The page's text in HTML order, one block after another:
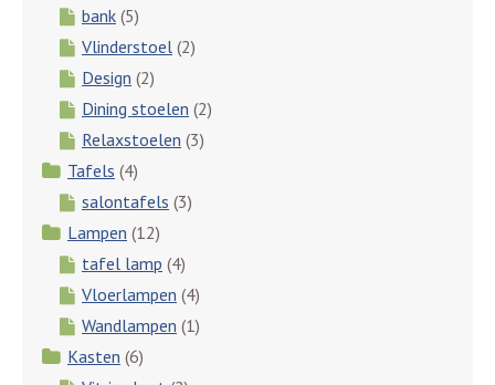
bank (5)
Vlinderstoel (2)
Design (2)
Dining stoelen (2)
Relaxstoelen (3)
Tafels (4)
salontafels (3)
Lampen (12)
tafel lamp (4)
Vloerlampen (4)
Wandlampen (1)
Kasten (6)